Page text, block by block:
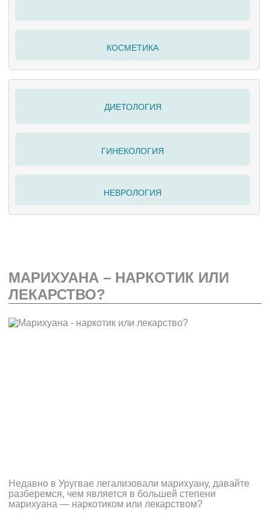
КОСМЕТИКА
ДИЕТОЛОГИЯ
ГИНЕКОЛОГИЯ
НЕВРОЛОГИЯ
МАРИХУАНА – НАРКОТИК ИЛИ
ЛЕКАРСТВО?
Недавно в Уругвае легализовали марихуану, давайте
разберемся, чем является в большей степени
марихуана — наркотиком или лекарством?